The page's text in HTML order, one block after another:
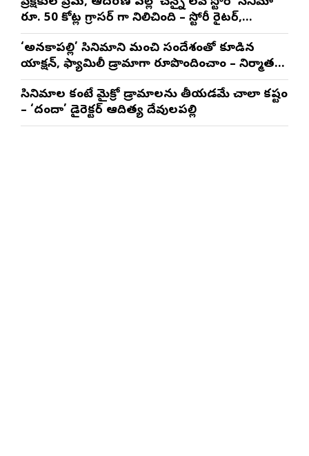
రూ. 50 కోట్ల గ్రాసర్ గా నిలిచింది – స్టోరీ రైటర్,
ప్రొడ్యూసర్ సాయి రాజేష్
‘అనకాపల్లి’ సినిమాని మంచి సందేశంతో కూడిన
యాక్షన్, ఫ్యామిలీ డ్రామాగా రూపొందించాం – నిర్మాతలు
త్రినాథరావు నక్కిన, కాండ్రేగుల నాయుడు
సినిమాల కంటే మైక్రో డ్రామాలను తీయడమే చాలా కష్టం
– ‘దందా’ డైరెక్ట‌ర్ ఆదిత్య దేవులపల్లి